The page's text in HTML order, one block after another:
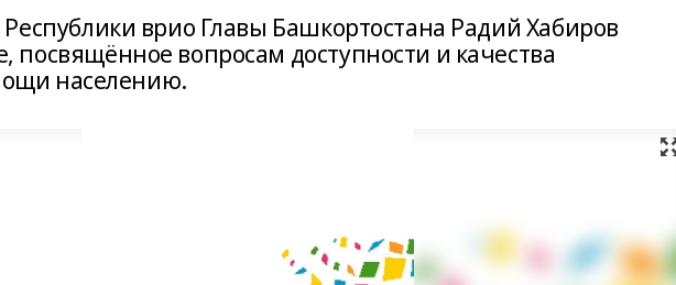
врио Главы Башкортостана Радий Хабиров
посвящённое вопросам доступности и качества
населению.